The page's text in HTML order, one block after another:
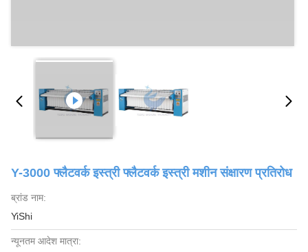
Y-3000 फ्लैटवर्क इस्त्री फ्लैटवर्क इस्त्री मशीन संक्षारण प्रतिरोध
ब्रांड नाम:
YiShi
न्यूनतम आदेश मात्रा: